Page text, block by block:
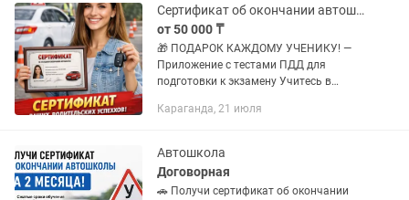
Сертификат об окончании автошколы
от 50 000 ₸
🎁 ПОДАРОК КАЖДОМУ УЧЕНИКУ! —
Приложение с тестами ПДД для
подготовки к экзамену Учитесь в
📜 По окончании обучения вы
уверенность...
Караганда, 21 июля
Автошкола
Договорная
🚗 Получи сертификат об окончании